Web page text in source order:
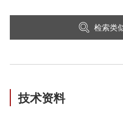
检索类
技术资料